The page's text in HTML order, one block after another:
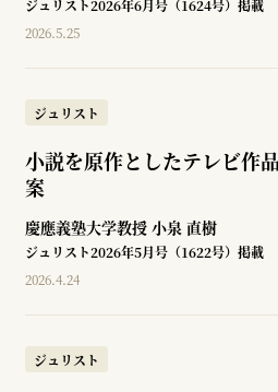
ジュリスト2026年6月号（1624号）掲載
2026.5.25
ジュリスト
小説を原作としたテレビ作
案
慶應義塾大学教授 小泉 直樹
ジュリスト2026年5月号（1622号）掲載
2026.4.24
ジュリスト